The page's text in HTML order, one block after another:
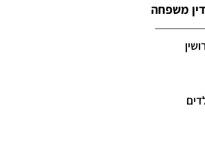
משפחה